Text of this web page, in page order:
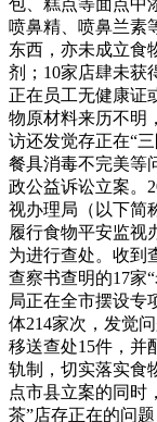
包、糕点等面点中
喷鼻精、喷鼻兰素
东西，亦未成立食
剂；10家店肆未获
正在员工无健康证
物原材料来历不明
访还发觉存正在“
餐具消毒不完美等
政公益诉讼立案。
视办理局（以下简
履行食物平安监视
为进行查处。收到
查察书查明的17家
局正在全市摆设专
体214家次，发觉
移送查处15件，并
轨制，切实落实食
点市县立案的同时
茶”店存正在的问